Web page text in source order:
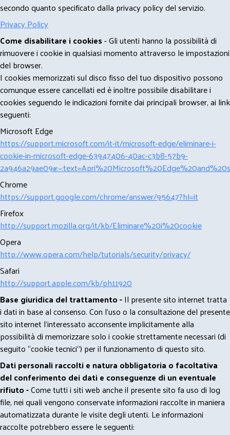
secondo quanto specificato dalla privacy policy del servizio.
Privacy Policy
Come disabilitare i cookies- Gli utenti hanno la possibilità di
rimuovere i cookie in qualsiasi momento attraverso le impostazioni
del browser.
I cookies memorizzati sul disco fisso del tuo dispositivo possono
comunque essere cancellati ed è inoltre possibile disabilitare i
cookies seguendo le indicazioni fornite dai principali browser, ai link
seguenti:
Microsoft Edge
https://support.microsoft.com/it-it/microsoft-edge/eliminare-i-
cookie-in-microsoft-edge-63947406-40ac-c3b8-57b9-
Chrome
https://support.google.com/chrome/answer/95647?hl=it
Firefox
http://support.mozilla.org/it/kb/Eliminare%20i%20cookie
Opera
http://www.opera.com/help/tutorials/security/privacy/
Safari
http://support.apple.com/kb/ph11920
Base giuridica del trattamento -Il presente sito internet tratta
i dati in base al consenso. Con l'uso o la consultazione del presente
sito internet l’interessato acconsente implicitamente alla
possibilità di memorizzare solo i cookie strettamente necessari (di
seguito “cookie tecnici”) per il funzionamento di questo sito.
Dati personali raccolti e natura obbligatoria o facoltativa
del conferimento dei dati e conseguenze di un eventuale
rifiuto -Come tutti i siti web anche il presente sito fa uso di log
file, nei quali vengono conservate informazioni raccolte in maniera
automatizzata durante le visite degli utenti. Le informazioni
raccolte potrebbero essere le seguenti: